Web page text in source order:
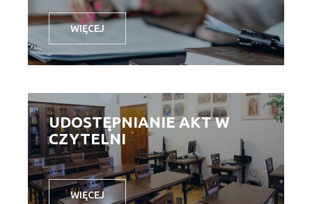
WIĘCEJ
UDOSTĘPNIANIE AKT W
CZYTELNI
WIĘCEJ